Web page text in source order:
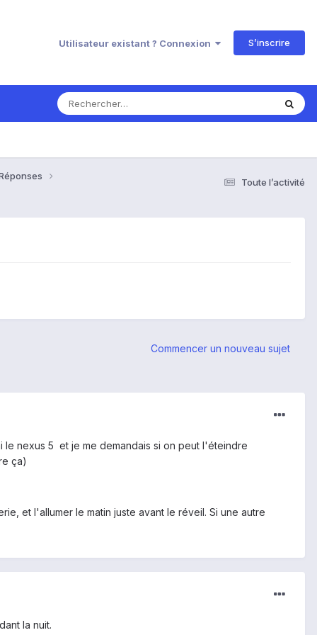
Utilisateur existant ? Connexion S’inscrire
Toute l’activité
Commencer un nouveau sujet
le nexus 5 et je me demandais si on peut l'éteindre
ça)
et l'allumer le matin juste avant le réveil. Si une autre
la nuit.